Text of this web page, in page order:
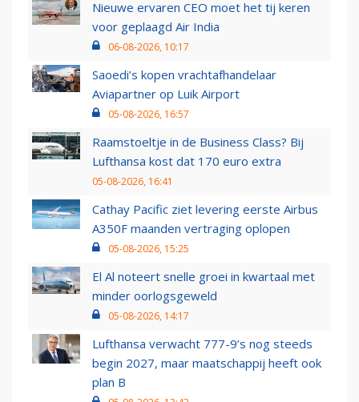
Nieuwe ervaren CEO moet het tij keren
voor geplaagd Air India
06-08-2026, 10:17
Saoedi’s kopen vrachtafhandelaar
Aviapartner op Luik Airport
05-08-2026, 16:57
Raamstoeltje in de Business Class? Bij
Lufthansa kost dat 170 euro extra
05-08-2026, 16:41
Cathay Pacific ziet levering eerste Airbus
A350F maanden vertraging oplopen
05-08-2026, 15:25
El Al noteert snelle groei in kwartaal met
minder oorlogsgeweld
05-08-2026, 14:17
Lufthansa verwacht 777-9’s nog steeds
begin 2027, maar maatschappij heeft ook
plan B